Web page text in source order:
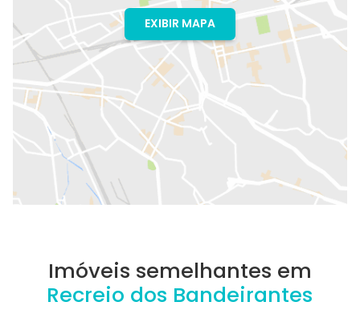
EXIBIR MAPA
Imóveis semelhantes em
Recreio dos Bandeirantes